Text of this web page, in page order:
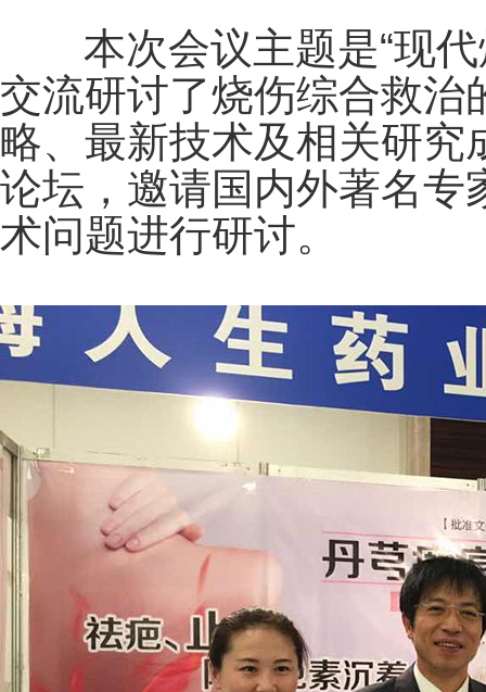
本次会议主题是“现代
交流研讨了烧伤综合救治
略、最新技术及相关研究
论坛，邀请国内外著名专
术问题进行研讨。